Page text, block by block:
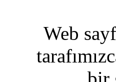
Web